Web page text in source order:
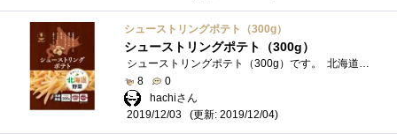
シューストリングポテト（300g）
シューストリングポテト（300g）
シューストリングポテト（300g）です。 北海道のジャガイモを使ったポテトです。油で揚げるだけで出来立ての「フライドポテト」が食べられ�...
8
0
hachiさん
2019/12/03
(更新: 2019/12/04)